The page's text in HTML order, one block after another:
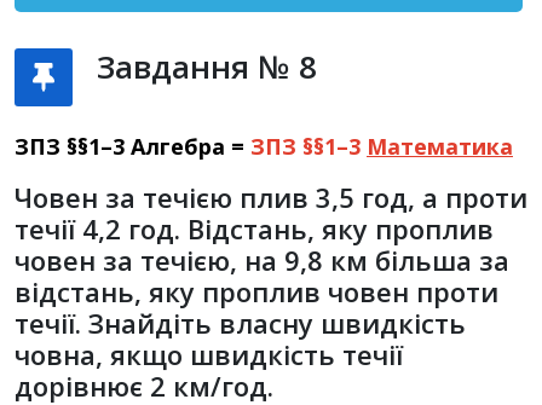
Завдання № 8
ЗПЗ §§1–3 Алгебра = ЗПЗ §§1–3 Математика
Човен за течією плив 3,5 год, а проти
течії 4,2 год. Відстань, яку проплив
човен за течією, на 9,8 км більша за
відстань, яку проплив човен проти
течії. Знайдіть власну швидкість
човна, якщо швидкість течії
дорівнює 2 км/год.